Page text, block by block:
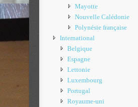
Mayotte
Nouvelle Calédonie
Polynésie française
International
Belgique
Espagne
Lettonie
Luxembourg
Portugal
Royaume-uni